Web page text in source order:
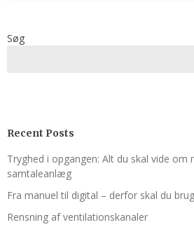
Søg
Recent Posts
Tryghed i opgangen: Alt du skal vide om
samtaleanlæg
Fra manuel til digital – derfor skal du
Rensning af ventilations­kanaler